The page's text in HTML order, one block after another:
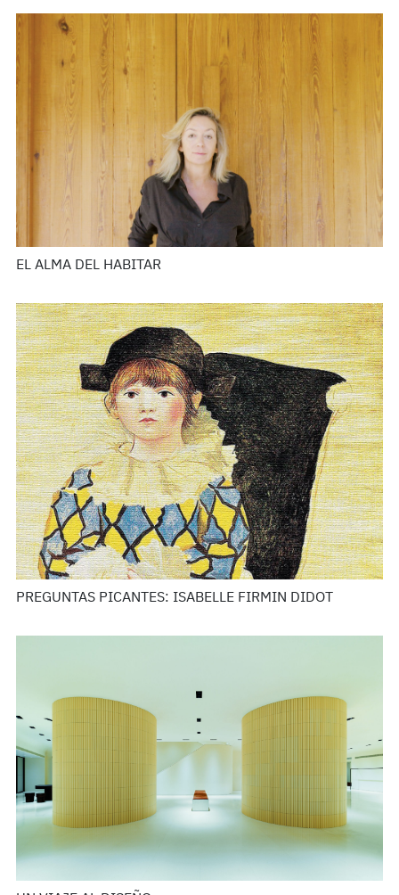
EL ALMA DEL HABITAR
PREGUNTAS PICANTES: ISABELLE FIRMIN DIDOT